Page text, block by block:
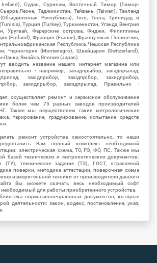
Судан, Суринам, Восточный Тимор (Тимор-
Леоне, Таджикистан, Тайвань (Taiwan), Таиланд
Республика), Того, Тонга, Тринидад и
Турция (Turkey), Туркменистан, Уганда, Венгрия
Уругвай, Фарерские острова, Фиджи, Филиппины
(Finland), Франция (France), Французская Полинезия,
Республика, Чешская Республика
Черногория (Montenegro), Швейцария (Switzerland),
Ланка, Ямайка, Япония (Japan).
вводить название нашего интернет магазина или
- например, западпрыбор, западпрылад,
західприбор, західпрібор, захидприбор,
захидпрыбор, захидпрылад. Правильно -
осуществляет ремонт и сервисное обслуживание
более чем 75 разных заводов производителей
Также мы осуществляем такие метрологические
тарирование, градуирование, испытание средств
ремонт устройства самостоятельно, то наши
Вам полный комплект необходимой
электрическая схема, ТО, РЭ, ФО, ПС. Также мы
базой технических и метрологических документов:
(ТУ), техническое задание (ТЗ), ГОСТ, отраслевой
поверки, методика аттестации, поверочная схема
измерительной техники от производителя данного
Вы можете скачать весь необходимый софт
для работы приобретенного устройства.
нормативно-правовых документов, которые
деятельности: закон, кодекс, постановление, указ,